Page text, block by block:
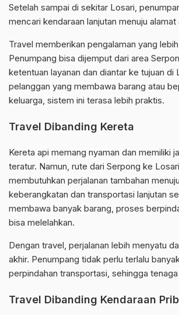
Setelah sampai di sekitar Losari,
mencari kendaraan lanjutan menuju alamat
Travel memberikan pengalaman yang
Penumpang bisa dijemput dari area
ketentuan layanan dan diantar ke tujuan di
pelanggan yang membawa barang atau
keluarga, sistem ini terasa lebih praktis.
Travel Dibanding Kereta
Kereta api memang nyaman dan memiliki
teratur. Namun, rute dari Serpong ke
membutuhkan perjalanan tambahan
keberangkatan dan transportasi lanjutan
membawa banyak barang, proses
bisa melelahkan.
Dengan travel, perjalanan lebih menyatu
akhir. Penumpang tidak perlu terlalu
perpindahan transportasi, sehingga
Travel Dibanding Kendaraan